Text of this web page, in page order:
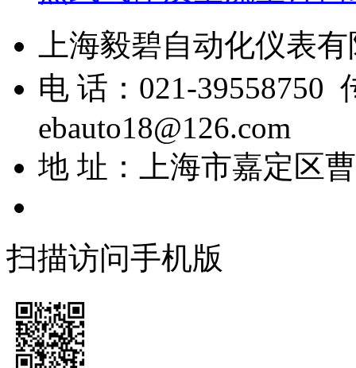
上海毅碧自动化仪表
电 话：021-39558750
ebauto18@126.com
地 址：上海市嘉定区
扫描访问手机版